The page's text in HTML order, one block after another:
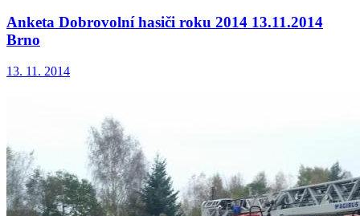
Anketa Dobrovolní hasiči roku 2014 13.11.2014
Brno
13. 11. 2014